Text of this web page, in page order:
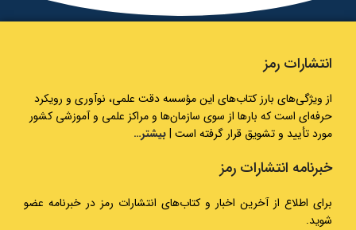
انتشارات رمز
از ویژگی‌های بارز کتاب‌های این مؤسسه دقت علمی، نوآوری و رویکرد
حرفه‌ای است که بارها از سوی سازمان‌ها و مراکز علمی و آموزشی کشور
مورد تأیید و تشویق قرار گرفته است |بیشتر…
خبرنامه انتشارات رمز
برای اطلاع از آخرین اخبار و کتاب‌های انتشارات رمز در خبرنامه عضو
شوید.